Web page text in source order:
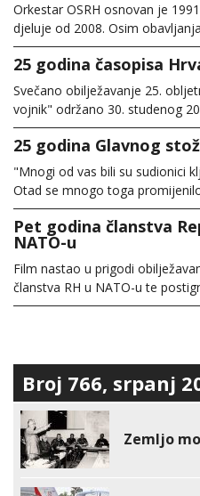
Orkestar OSRH osnovan je
djeluje od 2008. Osim
25 godina časopisa
Svečano obilježavanje 25.
vojnik" održano 30. studenog
25 godina Glavnog
"Mnogi od vas bili su sudionici
Otad se mnogo toga
Pet godina članstva
NATO-u
Film nastao u prigodi
članstva RH u NATO-u te
Broj 766, srpanj
Zemljo